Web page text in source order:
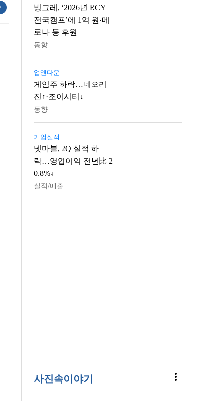
빙그레, ‘2026년 RCY
전국캠프’에 1억 원·메
로나 등 후원
동향
업앤다운
게임주 하락…네오리
진↑·조이시티↓
동향
기업실적
넷마블, 2Q 실적 하
락…영업이익 전년比 2
0.8%↓
실적/매출
사진속이야기 more_vert